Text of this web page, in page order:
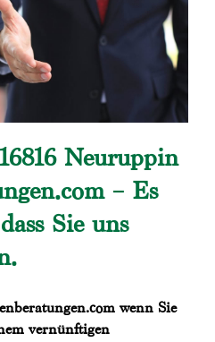
Neuruppin
– Es
Sie uns
wenn Sie
vernünftigen